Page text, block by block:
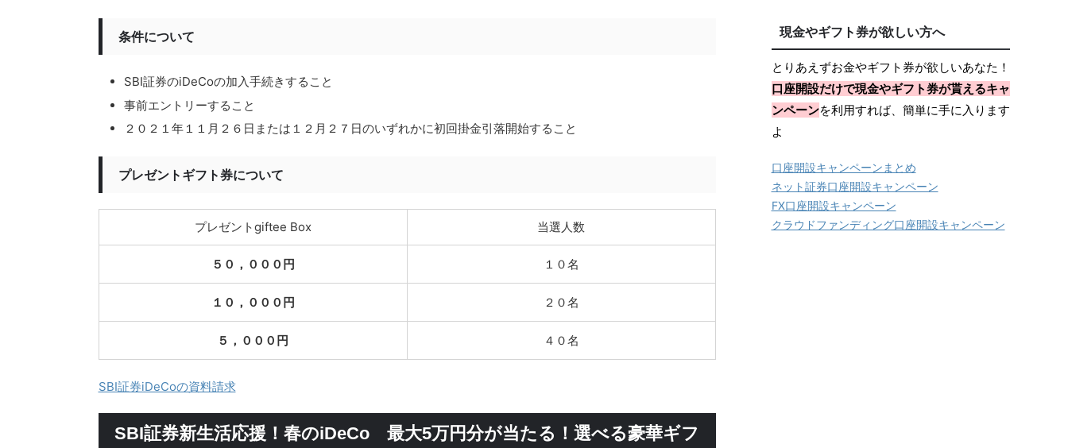
条件について
SBI証券のiDeCoの加入手続きすること
事前エントリーすること
２０２１年１１月２６日または１２月２７日のいずれかに初回掛金引落開始すること
プレゼントギフト券について
プレゼントgiftee Box 当選人数
５０，０００円 １０名
１０，０００円 ２０名
５，０００円 ４０名
SBI証券iDeCoの資料請求
SBI証券新生活応援！春のiDeCo 最大5万円分が当たる！選べる豪華ギフ
現金やギフト券が欲しい方へ
とりあえずお金やギフト券が欲しいあなた！
口座開設だけで現金やギフト券が貰えるキャ
ンペーンを利用すれば、簡単に手に入ります
よ
口座開設キャンペーンまとめ
ネット証券口座開設キャンペーン
FX口座開設キャンペーン
クラウドファンディング口座開設キャンペーン